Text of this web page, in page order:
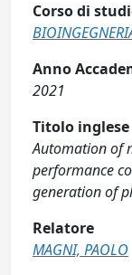
Corso di
Anno
2021
Titolo inglese
Automation of
performance
generation of
Relatore
MAGNI, PAOLO